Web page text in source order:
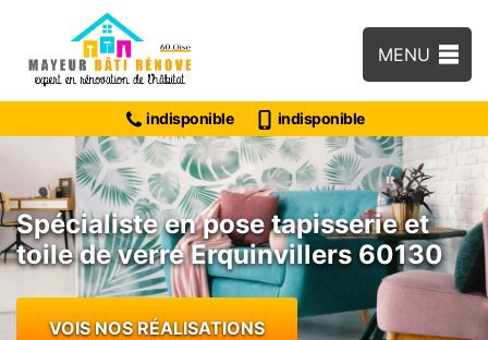
MENU
indisponible indisponible
Spécialiste en pose tapisserie et
toile de verre Erquinvillers 60130
VOIS NOS RÉALISATIONS